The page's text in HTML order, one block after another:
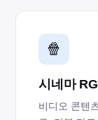
🍿
시네마
비디오 콘텐